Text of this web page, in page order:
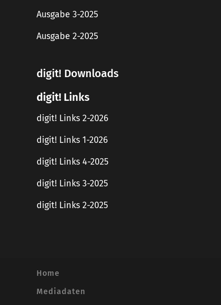
Ausgabe 3-2025
Ausgabe 2-2025
digit! Downloads
digit! Links
digit! Links 2-2026
digit! Links 1-2026
digit! Links 4-2025
digit! Links 3-2025
digit! Links 2-2025
Home
Mediadaten